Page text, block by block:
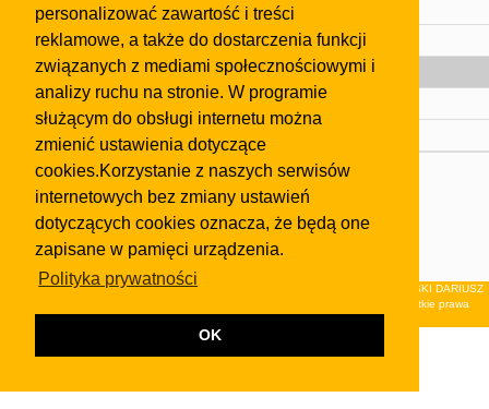
personalizować zawartość i treści
reklamowe, a także do dostarczenia funkcji
związanych z mediami społecznościowymi i
analizy ruchu na stronie. W programie
służącym do obsługi internetu można
zmienić ustawienia dotyczące
cookies.Korzystanie z naszych serwisów
internetowych bez zmiany ustawień
dotyczących cookies oznacza, że będą one
zapisane w pamięci urządzenia.
Polityka prywatności
OK
Olkusz
Kontakt
Strefa dla biznesu
Biura nieruchomości
Dealerzy i autokomisy
Skontaktuj się z nami
regulaminuiPolityki Prywatności.
Klauzula FB
© 2026Wydawnictwo NEON sp. z o.o. (dawniej: FIRMA NEON MAREK KLUCZEWSKI DARIUSZ
KRAWCZYK s.c.) z siedzibą w Olkuszu, ul.Żuradzka 15, 32-300 Olkusz . Wszystkie prawa